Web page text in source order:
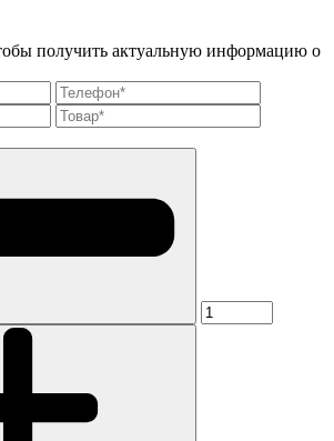
получить актуальную информацию о